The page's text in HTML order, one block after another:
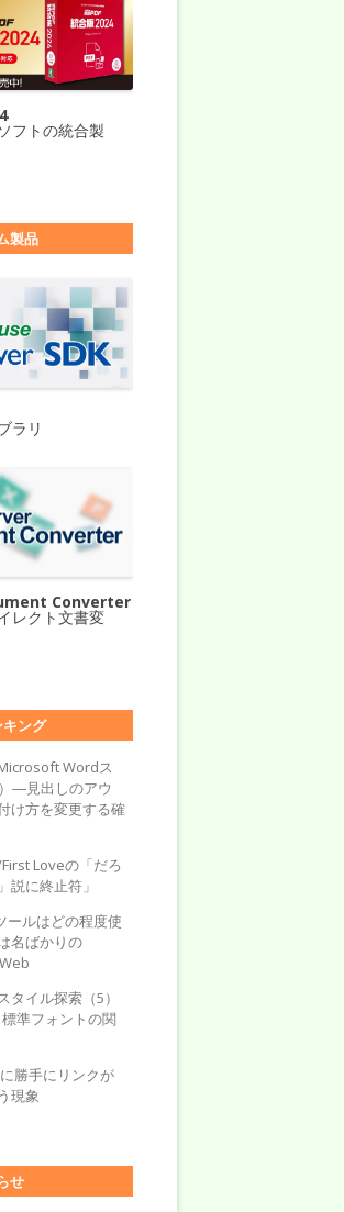
フトの統合製
製品
ラリ
Converter
レクト文書変
ング
Wordス
―見出しのアウ
け方を変更する確
Loveの「だろ
説に終止符」
ールはどの程度使
名ばかりの
イル探索（5）
準フォントの関
勝手にリンクが
現象
せ